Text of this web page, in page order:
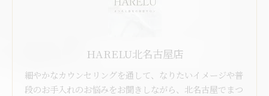
HARELU北名古屋店
細やかなカウンセリングを通して、なりたいイメージや普
段のお手入れのお悩みをお聞きしながら、北名古屋でまつ